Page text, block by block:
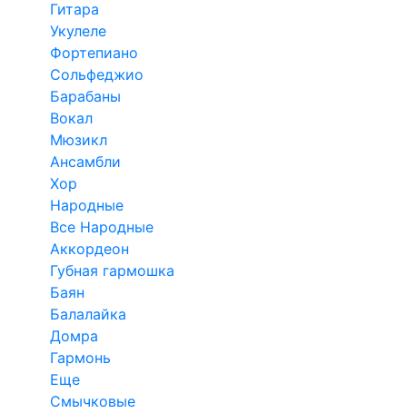
Гитара
Укулеле
Фортепиано
Сольфеджио
Барабаны
Вокал
Мюзикл
Ансамбли
Хор
Народные
Все Народные
Аккордеон
Губная гармошка
Баян
Балалайка
Домра
Гармонь
Еще
Смычковые